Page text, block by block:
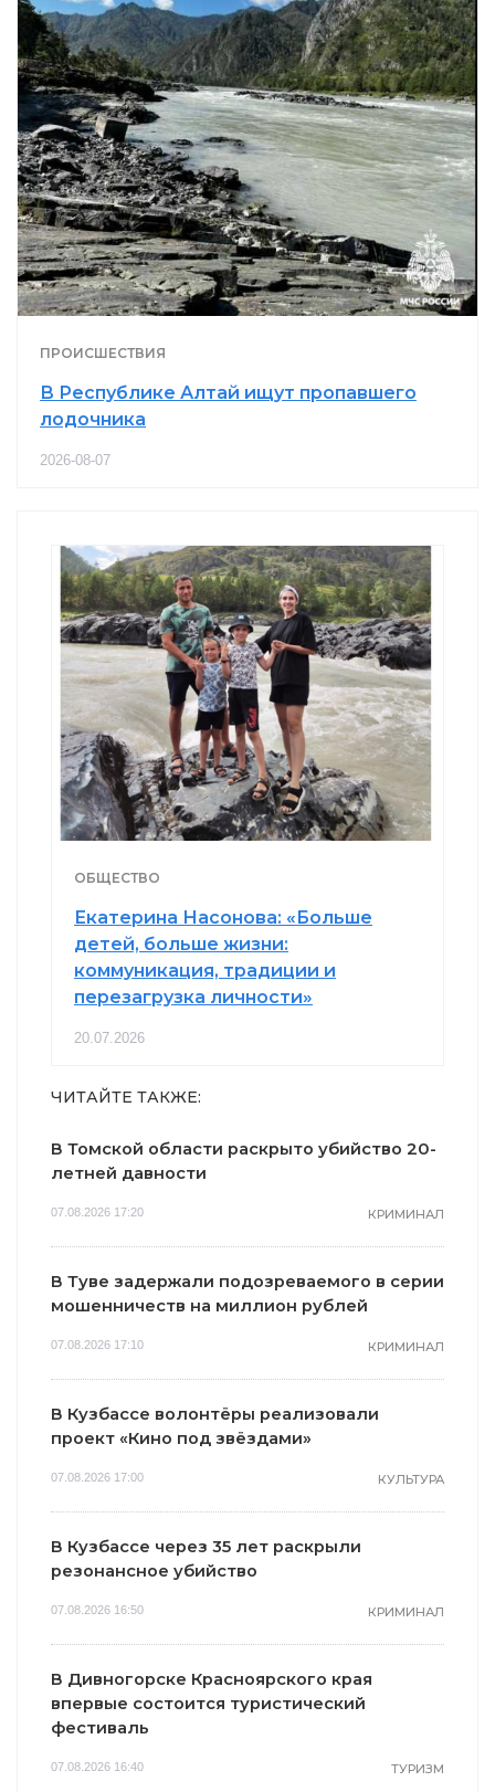
ПРОИСШЕСТВИЯ
В Республике Алтай ищут пропавшего
лодочника
2026-08-07
ОБЩЕСТВО
Екатерина Насонова: «Больше
детей, больше жизни:
коммуникация, традиции и
перезагрузка личности»
20.07.2026
ЧИТАЙТЕ ТАКЖЕ:
В Томской области раскрыто убийство 20-
летней давности
07.08.2026 17:20 КРИМИНАЛ
В Туве задержали подозреваемого в серии
мошенничеств на миллион рублей
07.08.2026 17:10 КРИМИНАЛ
В Кузбассе волонтёры реализовали
проект «Кино под звёздами»
07.08.2026 17:00 КУЛЬТУРА
В Кузбассе через 35 лет раскрыли
резонансное убийство
07.08.2026 16:50 КРИМИНАЛ
В Дивногорске Красноярского края
впервые состоится туристический
фестиваль
07.08.2026 16:40 ТУРИЗМ